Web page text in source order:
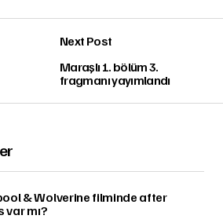
Next Post
Maraşlı 1. bölüm 3.
fragmanı yayımlandı
& Wolverine filminde after
var mı?